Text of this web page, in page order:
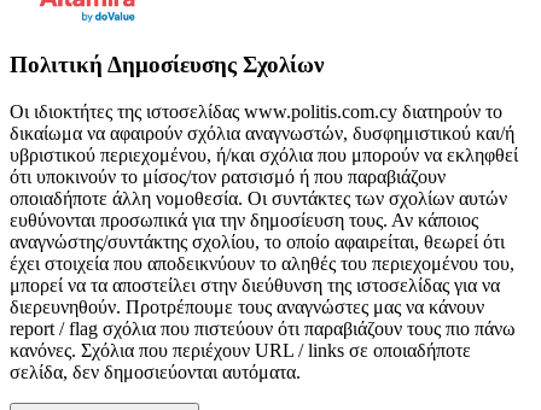
Πολιτική Δημοσίευσης Σχολίων
Οι ιδιοκτήτες της ιστοσελίδας www.politis.com.cy διατηρούν το
δικαίωμα να αφαιρούν σχόλια αναγνωστών, δυσφημιστικού και/ή
υβριστικού περιεχομένου, ή/και σχόλια που μπορούν να εκληφθεί
ότι υποκινούν το μίσος/τον ρατσισμό ή που παραβιάζουν
οποιαδήποτε άλλη νομοθεσία. Οι συντάκτες των σχολίων αυτών
ευθύνονται προσωπικά για την δημοσίευση τους. Αν κάποιος
αναγνώστης/συντάκτης σχολίου, το οποίο αφαιρείται, θεωρεί ότι
έχει στοιχεία που αποδεικνύουν το αληθές του περιεχομένου του,
μπορεί να τα αποστείλει στην διεύθυνση της ιστοσελίδας για να
διερευνηθούν. Προτρέπουμε τους αναγνώστες μας να κάνουν
report / flag σχόλια που πιστεύουν ότι παραβιάζουν τους πιο πάνω
κανόνες. Σχόλια που περιέχουν URL / links σε οποιαδήποτε
σελίδα, δεν δημοσιεύονται αυτόματα.